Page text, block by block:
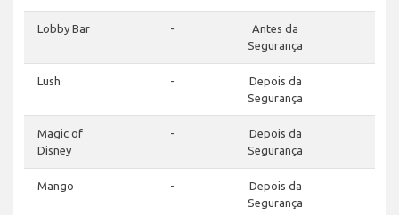
Lobby Bar -
Antes da
Segurança
Lush -
Depois da
Segurança
Magic of
Disney
-
Depois da
Segurança
Mango -
Depois da
Segurança